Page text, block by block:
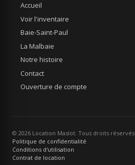
Accueil
Voir l'inventaire
Baie-Saint-Paul
La Malbaie
Notre histoire
Contact
Ouverture de compte
© 2026 Location Maslot. Tous droits réservés
Politique de confidentialité
Conditions d'utilisation
Contrat de location